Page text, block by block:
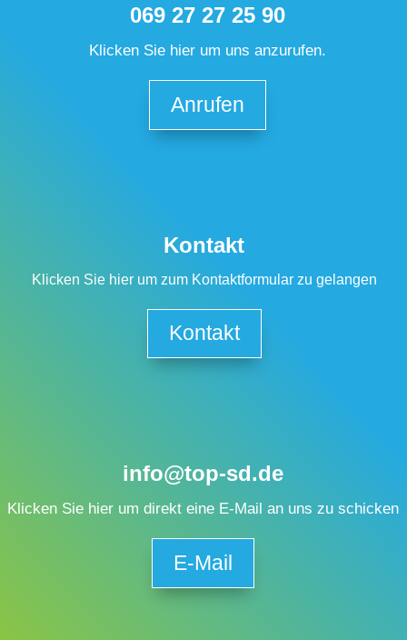
069 27 27 25 90
Klicken Sie hier um uns anzurufen.
Anrufen
Kontakt
Klicken Sie hier um zum Kontaktformular zu gelangen
Kontakt
info@top-sd.de
Klicken Sie hier um direkt eine E-Mail an uns zu schicken
E-Mail